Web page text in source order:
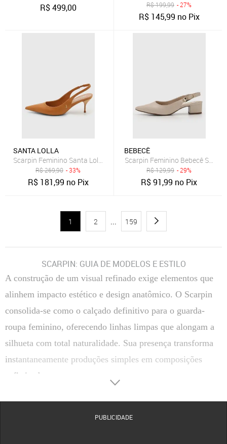
R$499,00 R$199,99 - 27%
R$ 145,99 no Pix
SANTA LOLLA
Scarpin Feminino Santa Lolla Slingback Couro Caramelo
R$269,90 - 33%
R$ 181,99 no Pix
BEBECÊ
Scarpin Feminino Bebecê Salto
R$129,99 - 29%
R$91,99 no Pix
1 2 ... 159
SCARPIN: GUIA DE MODELOS E ESTILO
A construção de um visual refinado exige elementos que
alinhem impacto estético e design anatômico. O Scarpin
consolida-se como o calçado definitivo para o guarda-
roupa feminino, oferecendo linhas limpas que alongam a
silhueta com total naturalidade. Sua presença transforma
instantaneamente produções simples em composições
sofisticadas.
PUBLICIDADE